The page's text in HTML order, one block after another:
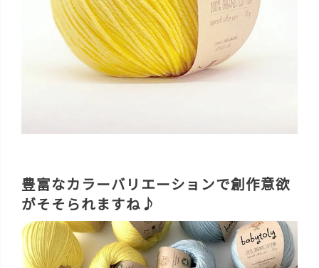
豊富なカラーバリエーションで創作意欲
がそそられますね♪